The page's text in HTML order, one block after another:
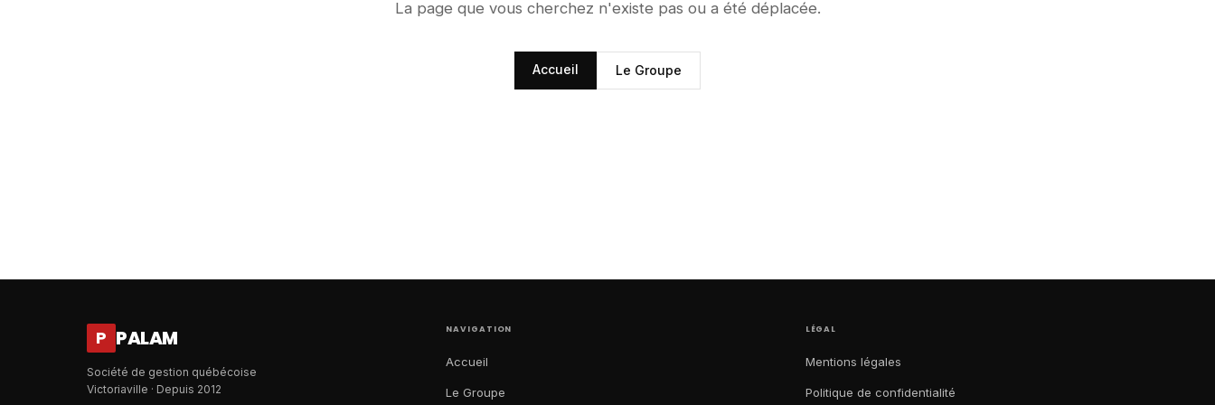
La page que vous cherchez n'existe pas ou a été déplacée.
Accueil Le Groupe
P PALAM
Société de gestion québécoise
Victoriaville · Depuis 2012
NAVIGATION
Accueil
Le Groupe
LÉGAL
Mentions légales
Politique de confidentialité